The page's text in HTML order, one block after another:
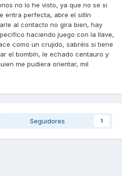
no lo he visto, ya que no se si
entra perfecta, abre el sillín
al contacto no gira bien, hay
haciendo juego con la llave,
como un crujido, sabréis si tiene
el bombín, le echado centauro y
me pudiera orientar, mil
Seguidores 1